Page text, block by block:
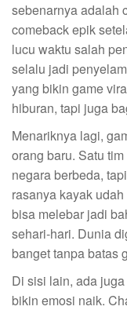
sebenarnya adalah
comeback epik
lucu waktu salah
selalu jadi
yang bikin game
hiburan, tapi juga
Menariknya lagi,
orang baru. Satu
negara berbeda,
rasanya kayak
bisa melebar jadi
sehari-hari. Dunia
banget tanpa batas
Di sisi lain, ada
bikin emosi naik.